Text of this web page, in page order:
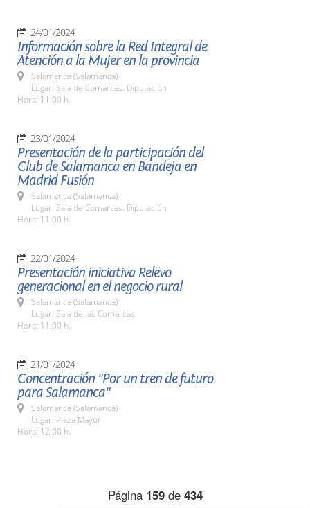
24/01/2024
Información sobre la Red Integral de
Atención a la Mujer en la provincia
Salamanca (Salamanca)
Lugar: Sala de Comarcas. Diputación
Hora: 11:00 h.
23/01/2024
Presentación de la participación del
Club de Salamanca en Bandeja en
Madrid Fusión
Salamanca (Salamanca)
Lugar: Sala de Comarcas. Diputación
Hora: 11:00 h.
22/01/2024
Presentación iniciativa Relevo
generacional en el negocio rural
Salamanca (Salamanca)
Lugar: Sala de las Comarcas
Hora: 11:00 h.
21/01/2024
Concentración "Por un tren de futuro
para Salamanca"
Salamanca (Salamanca)
Lugar: Plaza Mayor
Hora: 12:00 h.
Página 159de 434